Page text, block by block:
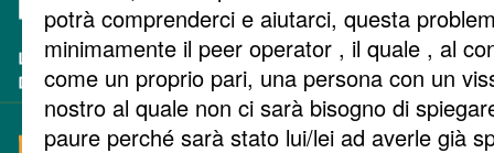
potrà comprenderci e aiutarci, questa
minimamente il peer operator , il quale , al
come un proprio pari, una persona con un
nostro al quale non ci sarà bisogno di
paure perché sarà stato lui/lei ad averle già